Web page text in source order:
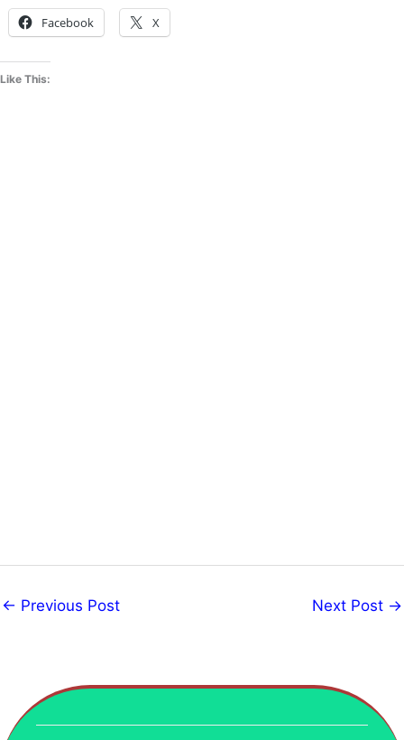
Facebook X
Like This:
← Previous Post Next Post →